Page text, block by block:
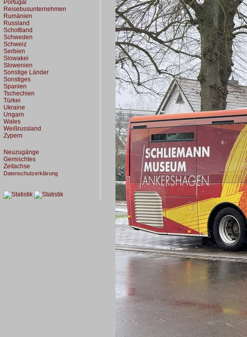
Portugal
Reisebusunternehmen
Rumänien
Russland
Schottland
Schweden
Schweiz
Serbien
Slowakei
Slowenien
Sonstige Länder
Sonstiges
Spanien
Tschechien
Türkei
Ukraine
Ungarn
Wales
Weißrussland
Zypern
Neuzugänge
Gemischtes
Zeitachse
Datenschutzerklärung